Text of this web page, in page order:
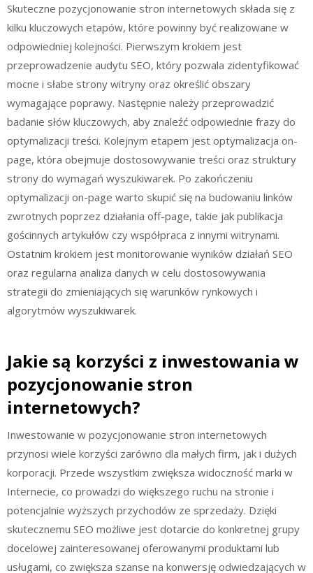
Skuteczne pozycjonowanie stron internetowych składa się z
kilku kluczowych etapów, które powinny być realizowane w
odpowiedniej kolejności. Pierwszym krokiem jest
przeprowadzenie audytu SEO, który pozwala zidentyfikować
mocne i słabe strony witryny oraz określić obszary
wymagające poprawy. Następnie należy przeprowadzić
badanie słów kluczowych, aby znaleźć odpowiednie frazy do
optymalizacji treści. Kolejnym etapem jest optymalizacja on-
page, która obejmuje dostosowywanie treści oraz struktury
strony do wymagań wyszukiwarek. Po zakończeniu
optymalizacji on-page warto skupić się na budowaniu linków
zwrotnych poprzez działania off-page, takie jak publikacja
gościnnych artykułów czy współpraca z innymi witrynami.
Ostatnim krokiem jest monitorowanie wyników działań SEO
oraz regularna analiza danych w celu dostosowywania
strategii do zmieniających się warunków rynkowych i
algorytmów wyszukiwarek.
Jakie są korzyści z inwestowania w
pozycjonowanie stron
internetowych?
Inwestowanie w pozycjonowanie stron internetowych
przynosi wiele korzyści zarówno dla małych firm, jak i dużych
korporacji. Przede wszystkim zwiększa widoczność marki w
Internecie, co prowadzi do większego ruchu na stronie i
potencjalnie wyższych przychodów ze sprzedaży. Dzięki
skutecznemu SEO możliwe jest dotarcie do konkretnej grupy
docelowej zainteresowanej oferowanymi produktami lub
usługami, co zwiększa szanse na konwersję odwiedzających w